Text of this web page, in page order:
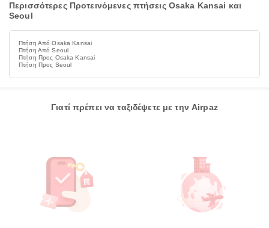
Περισσότερες Προτεινόμενες πτήσεις Osaka Kansai και
Seoul
Πτήση Από Osaka Kansai
Πτήση Από Seoul
Πτήση Προς Osaka Kansai
Πτήση Προς Seoul
Γιατί πρέπει να ταξιδέψετε με την Airpaz